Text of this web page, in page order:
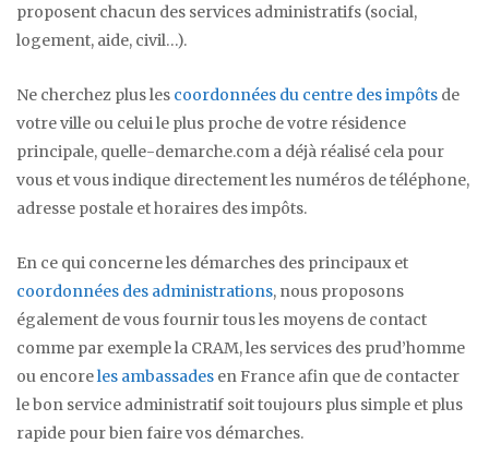
proposent chacun des services administratifs (social,
logement, aide, civil…).
Ne cherchez plus les coordonnées du centre des impôts de
votre ville ou celui le plus proche de votre résidence
principale, quelle-demarche.com a déjà réalisé cela pour
vous et vous indique directement les numéros de téléphone,
adresse postale et horaires des impôts.
En ce qui concerne les démarches des principaux et
coordonnées des administrations, nous proposons
également de vous fournir tous les moyens de contact
comme par exemple la CRAM, les services des prud’homme
ou encoreles ambassades en France afin que de contacter
le bon service administratif soit toujours plus simple et plus
rapide pour bien faire vos démarches.